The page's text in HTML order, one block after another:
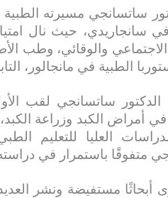
ساتسانجي مسيرته
سانجاريدي، حيث نال
والوقائي، وطب
الطبية في مانجالور،
الدكتور ساتسانجي لقب
أمراض الكبد وزراعة
متفوقًا باستمرار في
أبحاثًا مستفيضة ونشر